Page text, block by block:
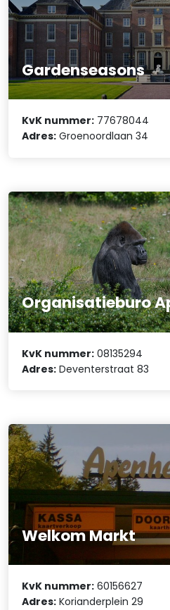
Gardenseasons
KvK nummer: 77678044
Adres: Groenoordlaan 34
Organisatieburo
KvK nummer: 08135294
Adres: Deventerstraat 83
Welkom Markt
KvK nummer: 60156627
Adres: Korianderplein 29